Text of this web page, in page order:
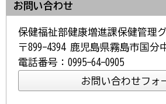
お問い合わせ
保健福祉部健康増進課保健管理
〒899-4394 鹿児島県霧島市国分
電話番号：0995-64-0905